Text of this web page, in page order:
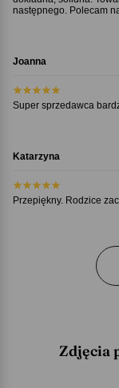
następnego. Polecam
Joanna
Super sprzedawca
Katarzyna
Przepiękny. Rodzice
Zdjęcia